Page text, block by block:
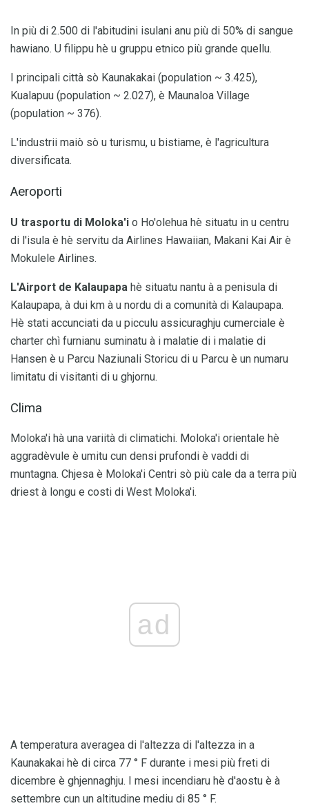
In più di 2.500 di l'abitudini isulani anu più di 50% di sangue
hawiano. U filippu hè u gruppu etnico più grande quellu.
I principali città sò Kaunakakai (population ~ 3.425),
Kualapuu (population ~ 2.027), è Maunaloa Village
(population ~ 376).
L'industrii maiò sò u turismu, u bistiame, è l'agricultura
diversificata.
Aeroporti
U trasportu di Moloka'i o Ho'olehua hè situatu in u centru
di l'isula è hè servitu da Airlines Hawaiian, Makani Kai Air è
Mokulele Airlines.
L'Airport de Kalaupapa hè situatu nantu à a penisula di
Kalaupapa, à dui km à u nordu di a comunità di Kalaupapa.
Hè stati accunciati da u picculu assicuraghju cumerciale è
charter chì furnianu suminatu à i malatie di i malatie di
Hansen è u Parcu Naziunali Storicu di u Parcu è un numaru
limitatu di visitanti di u ghjornu.
Clima
Moloka'i hà una variità di climatichi. Moloka'i orientale hè
aggradèvule è umitu cun densi prufondi è vaddi di
muntagna. Chjesa è Moloka'i Centri sò più cale da a terra più
driest à longu e costi di West Moloka'i.
ad
A temperatura averagea di l'altezza di l'altezza in a
Kaunakakai hè di circa 77 ° F durante i mesi più freti di
dicembre è ghjennaghju. I mesi incendiaru hè d'aostu è à
settembre cun un altitudine mediu di 85 ° F.